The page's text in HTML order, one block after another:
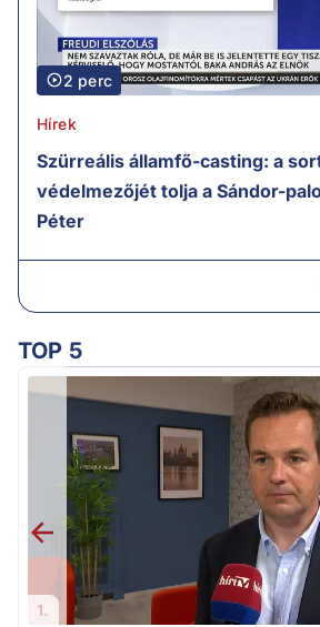
2 perc
Hírek
Szürreális államfő-casting: a
védelmezőjét tolja a Sándor-
Péter
TOP 5
1.